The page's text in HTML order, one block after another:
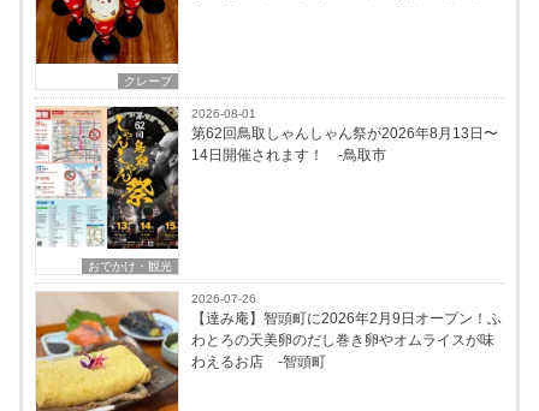
クレープ
おでかけ・観光
2026-08-01
第62回鳥取しゃんしゃん祭が2026年8月13日〜
14日開催されます！ -鳥取市
2026-07-26
【達み庵】智頭町に2026年2月9日オープン！ふ
わとろの天美卵のだし巻き卵やオムライスが味
わえるお店 -智頭町